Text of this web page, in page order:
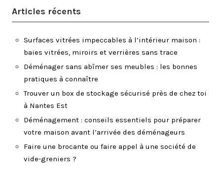
Articles récents
Surfaces vitrées impeccables à l’intérieur maison :
baies vitrées, miroirs et verrières sans trace
Déménager sans abîmer ses meubles : les bonnes
pratiques à connaître
Trouver un box de stockage sécurisé près de chez toi
à Nantes Est
Déménagement : conseils essentiels pour préparer
votre maison avant l’arrivée des déménageurs
Faire une brocante ou faire appel à une société de
vide-greniers ?